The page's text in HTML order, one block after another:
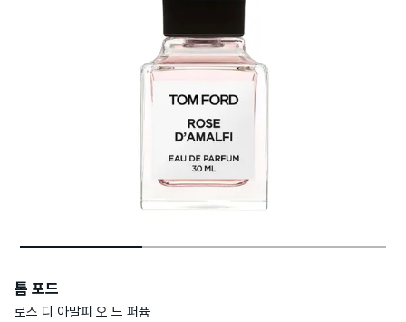
톰 포드
로즈 디 아말피 오 드 퍼퓸